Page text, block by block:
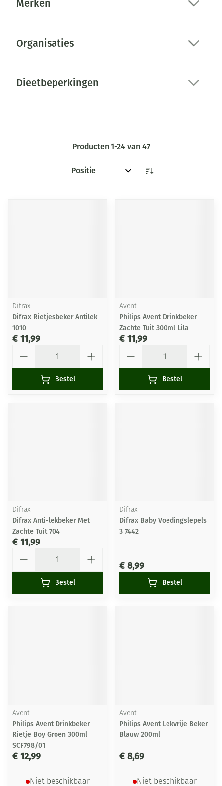
Merken
Organisaties
Dieetbeperkingen
Producten 1-24van 47
Sorteer op:
Difrax
Difrax Rietjesbeker Antilek
1010
€ 11,99
Bestel
Avent
Philips Avent Drinkbeker
Zachte Tuit 300ml Lila
€ 11,99
Bestel
Difrax
Difrax Anti-lekbeker Met
Zachte Tuit 704
€ 11,99
Bestel
Difrax
Difrax Baby Voedingslepels
3 7442
€ 8,99
Bestel
Avent
Philips Avent Drinkbeker
Rietje Boy Groen 300ml
SCF798/01
€ 12,99
Niet beschikbaar
Avent
Philips Avent Lekvrije Beker
Blauw 200ml
€ 8,69
Niet beschikbaar